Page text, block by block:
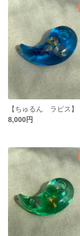
【ちゅるん ラピス】
8,000円